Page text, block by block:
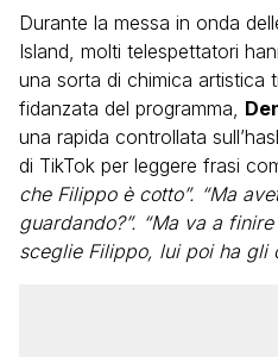
Durante la messa in onda
Island, molti telespettatori
una sorta di chimica artistica
fidanzata del programma,
una rapida controllata
di TikTok per leggere frasi
che Filippo è cotto”. “Ma
guardando?”. “Ma va a
sceglie Filippo, lui poi ha gli